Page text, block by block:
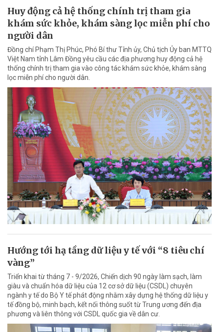
Huy động cả hệ thống chính trị tham gia
khám sức khỏe, khám sàng lọc miễn phí cho
người dân
Đồng chí Phạm Thị Phúc, Phó Bí thư Tỉnh ủy, Chủ tịch Ủy ban MTTQ
Việt Nam tỉnh Lâm Đồng yêu cầu các địa phương huy động cả hệ
thống chính trị tham gia vào công tác khám sức khỏe, khám sàng
lọc miễn phí cho người dân.
Hướng tới hạ tầng dữ liệu y tế với “8 tiêu chí
vàng”
Triển khai từ tháng 7 - 9/2026, Chiến dịch 90 ngày làm sạch, làm
giàu và chuẩn hóa dữ liệu của 12 cơ sở dữ liệu (CSDL) chuyên
ngành y tế do Bộ Y tế phát động nhằm xây dựng hệ thống dữ liệu y
tế đồng bộ, minh bạch, kết nối thông suốt từ Trung ương đến địa
phương và liên thông với CSDL quốc gia về dân cư.